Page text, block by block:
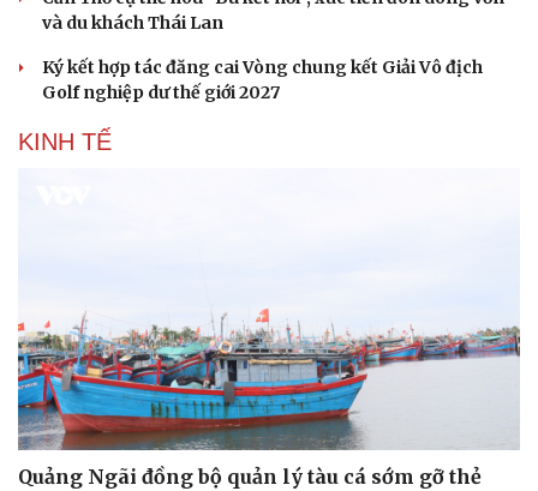
Săn Tour
check-in
Đọc truyện đêm khuya
Cửa sổ tình yêu
Kể chuyện cho bé
Hạt giống tâm hồn
và du khách Thái Lan
Ký kết hợp tác đăng cai Vòng chung kết Giải Vô địch
Golf nghiệp dư thế giới 2027
KINH TẾ
Quảng Ngãi đồng bộ quản lý tàu cá sớm gỡ thẻ